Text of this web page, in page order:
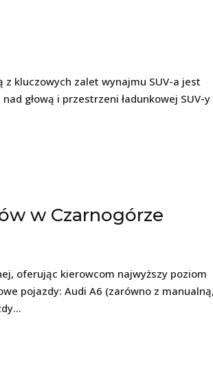
z kluczowych zalet wynajmu SUV-a jest
głową i przestrzeni ładunkowej SUV-y
w Czarnogórze
oferując kierowcom najwyższy poziom
pojazdy: Audi A6 (zarówno z